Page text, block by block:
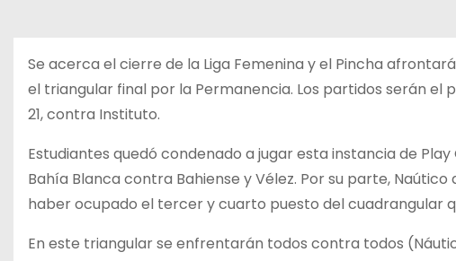
Se acerca el cierre de la Liga Femenina y el Pincha
el triangular final por la Permanencia. Los partidos serán el
21, contra Instituto.
Estudiantes quedó condenado a jugar esta instancia de
Bahía Blanca contra Bahiense y Vélez. Por su parte,
haber ocupado el tercer y cuarto puesto del cuadrangular
En este triangular se enfrentarán todos contra todos